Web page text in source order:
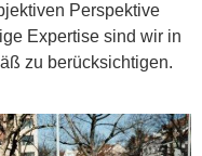
Perspektive
Expertise sind wir in
zu berücksichtigen.